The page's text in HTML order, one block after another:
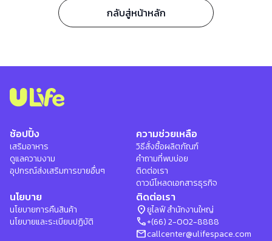
กลับสู่หน้าหลัก
ช้อปปิ้ง
เสริมอาหาร
ดูแลความงาม
อุปกรณ์ส่งเสริมการขายอื่นๆ
ความช่วยเหลือ
วิธีสั่งซื้อผลิตภัณฑ์
คำถามที่พบบ่อย
ติดต่อเรา
ดาวน์โหลดเอกสารธุรกิจ
นโยบาย
นโยบายการคืนสินค้า
นโยบายและระเบียบปฏิบัติ
ติดต่อเรา
location_onยูไลฟ์ สำนักงานใหญ่
phone+(66) 2-002-8888
mailcallcenter@ulifespace.com